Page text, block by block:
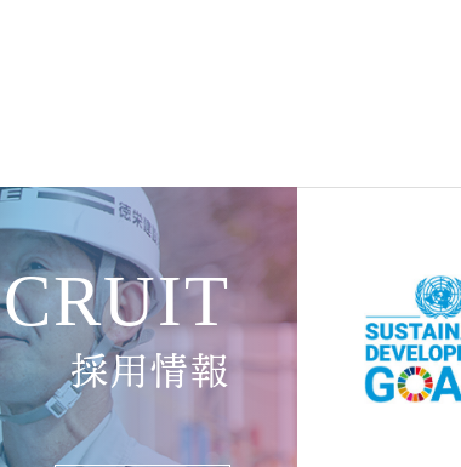
採用情報